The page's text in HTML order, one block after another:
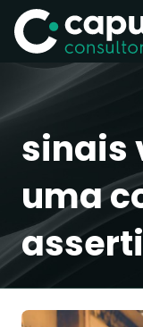
sinais
uma